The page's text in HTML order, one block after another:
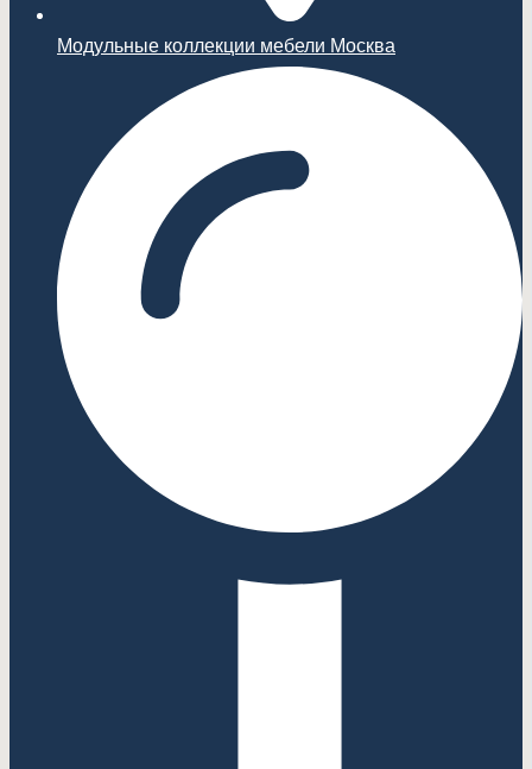
Модульные коллекции мебели Москва